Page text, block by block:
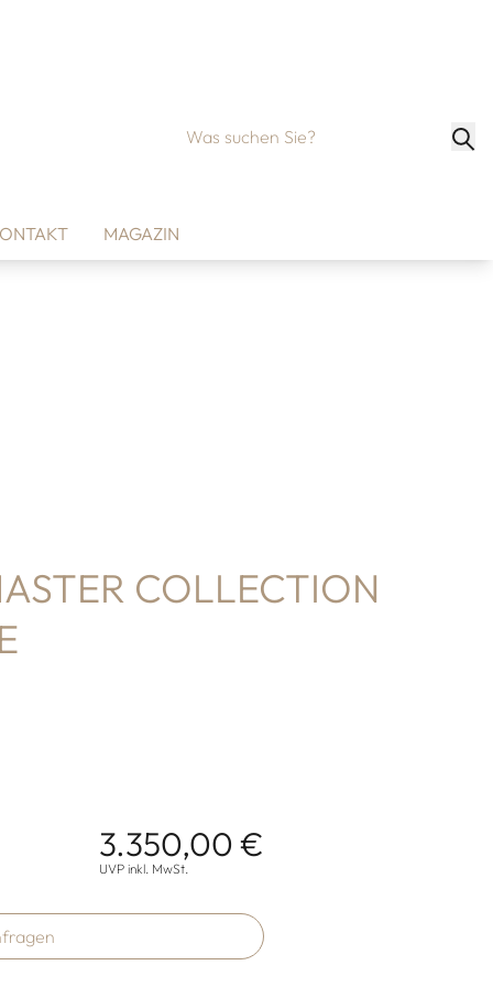
MAGAZIN
COLLECTION
3.350,00 €
UVP inkl. MwSt.